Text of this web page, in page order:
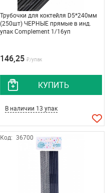
Трубочки для коктейля D5*240мм
(250шт) ЧЕРНЫЕ прямые в инд.
упак Complеment 1/16уп
146,25 ₽/упак
КУПИТЬ
В наличии 13 упак
Код: 36700